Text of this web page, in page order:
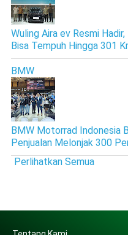
Wuling Aira ev Resmi
Bisa Tempuh Hingga 301
BMW
BMW Motorrad Indonesia
Penjualan Melonjak 300
Perlihatkan Semua